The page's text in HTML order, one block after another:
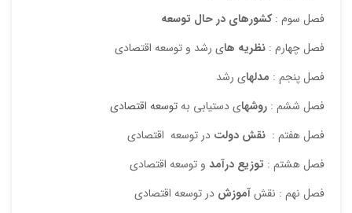
فصل سوم :كشورهاي در حال توسعه
فصل چهارم : نظريه هاي رشد و توسعه اقتصادي
فصل پنجم : مدلهاي رشد
فصل ششم : روشهاي دستيابي بهتوسعه اقتصادي
فصل هفتم :‌ نقش دولت در توسعه اقتصادي
فصل هشتم : توزيع درآمد و توسعه اقتصادي
فصل نهم : نقشآموزش در توسعه اقتصادي